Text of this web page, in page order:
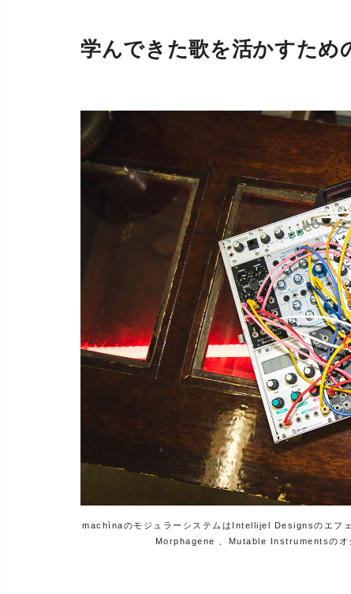
学んできた歌を活かすため
machìnaのモジュラーシステムはIntellijel Designsのエフ
Morphagene 、Mutable Instrumentsのオ